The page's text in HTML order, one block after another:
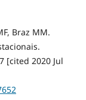
Braz MM.
[cited 2020 Jul